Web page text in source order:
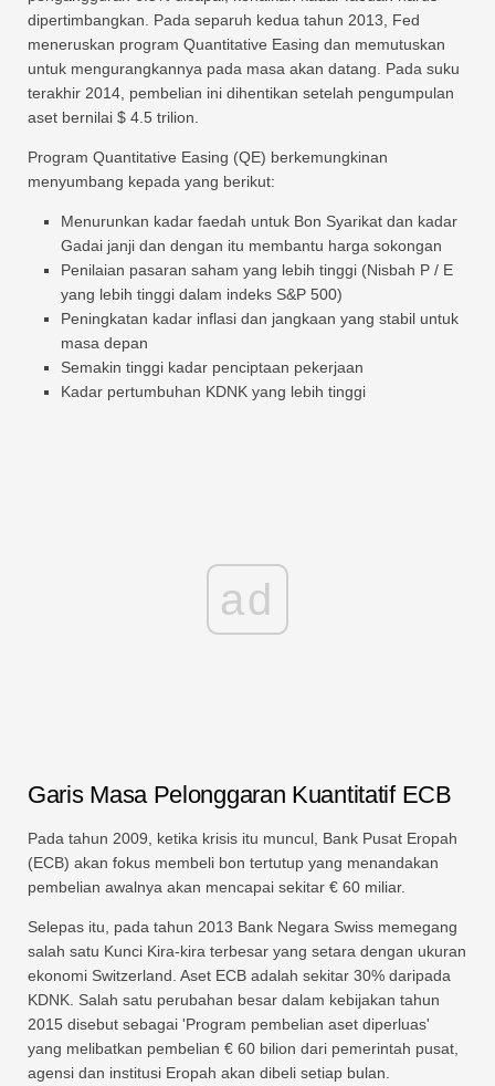
dipertimbangkan. Pada separuh kedua tahun 2013, Fed
meneruskan program Quantitative Easing dan memutuskan
untuk mengurangkannya pada masa akan datang. Pada suku
terakhir 2014, pembelian ini dihentikan setelah pengumpulan
aset bernilai $ 4.5 trilion.
Program Quantitative Easing (QE) berkemungkinan
menyumbang kepada yang berikut:
Menurunkan kadar faedah untuk Bon Syarikat dan kadar
Gadai janji dan dengan itu membantu harga sokongan
Penilaian pasaran saham yang lebih tinggi (Nisbah P / E
yang lebih tinggi dalam indeks S&P 500)
Peningkatan kadar inflasi dan jangkaan yang stabil untuk
masa depan
Semakin tinggi kadar penciptaan pekerjaan
Kadar pertumbuhan KDNK yang lebih tinggi
ad
Garis Masa Pelonggaran Kuantitatif ECB
Pada tahun 2009, ketika krisis itu muncul, Bank Pusat Eropah
(ECB) akan fokus membeli bon tertutup yang menandakan
pembelian awalnya akan mencapai sekitar € 60 miliar.
Selepas itu, pada tahun 2013 Bank Negara Swiss memegang
salah satu Kunci Kira-kira terbesar yang setara dengan ukuran
ekonomi Switzerland. Aset ECB adalah sekitar 30% daripada
KDNK. Salah satu perubahan besar dalam kebijakan tahun
2015 disebut sebagai 'Program pembelian aset diperluas'
yang melibatkan pembelian € 60 bilion dari pemerintah pusat,
agensi dan institusi Eropah akan dibeli setiap bulan.